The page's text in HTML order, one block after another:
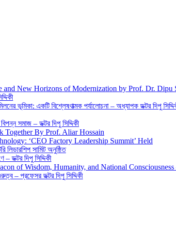
New Horizons of Modernization by Prof. Dr. Dipu
ভূমিকা: একটি বিশ্লেষণাত্মক পর্যালোচনা – অধ্যাপক ডক্টর দিপু
সমাজ – ডক্টর দিপু সিদ্দিকী
Together By Prof. Aliar Hossain
‘CEO Factory Leadership Summit’ Held
লিডারশিপ সামিট অনুষ্ঠিত
ডক্টর দিপু সিদ্দিকী
of Wisdom, Humanity, and National
– প্রফেসর ডক্টর দিপু সিদ্দিকী